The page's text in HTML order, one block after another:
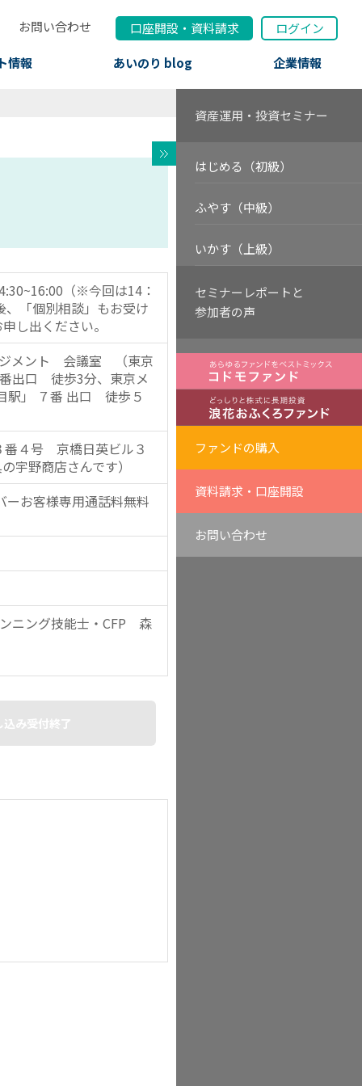
情報 あいのり blog 企業情報
お問い合わせ 口座開設 ・ 資料請求 ログイン
（※今回は14：
「個別相談」もお受け
し出ください。
ジメント 会議室 （東京
出口 徒歩3分、東京メ
駅」 ７番 出口 徒歩５
番４号 京橋日英ビル３
宇野商店さんです）
お客様専用通話料無料
ニング技能士・CFP 森
込み受付終了
資産運用・投資セミナー
はじめる（初級）
ふやす（中級）
いかす（上級）
セミナーレポートと
参加者の声
ファンドの購入
資料請求・口座開設
お問い合わせ